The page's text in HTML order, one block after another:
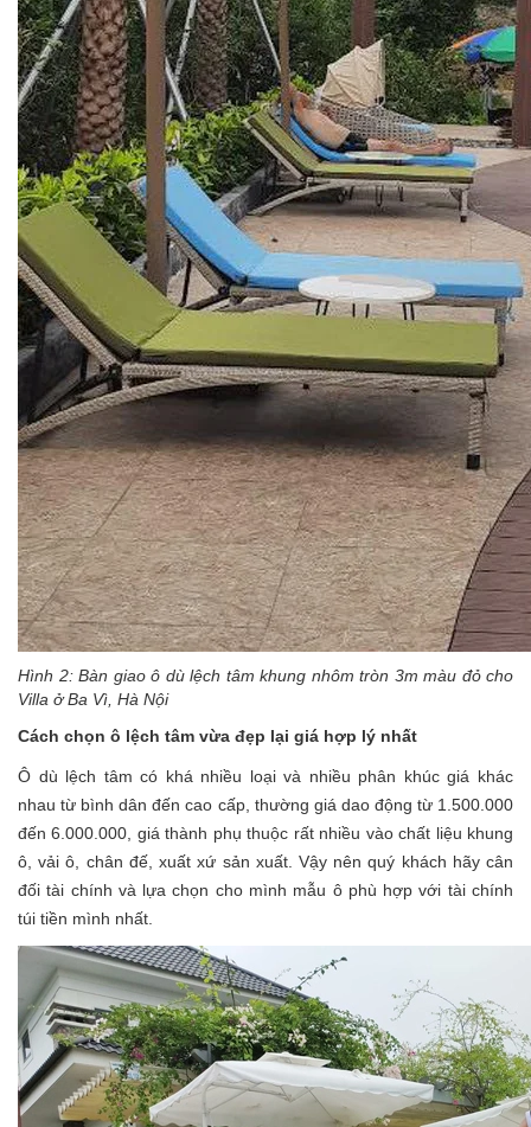
Hình 2: Bàn giao ô dù lệch tâm khung nhôm tròn 3m màu đỏcho
Villa ở Ba Vì, Hà Nội
Cách chọn ô lệch tâm vừa đẹp lại giá hợp lý nhất
Ô dù lệch tâm có khá nhiều loại và nhiều phân khúc giá khác
nhau từ bình dân đến cao cấp, thường giá dao động từ 1.500.000
đến 6.000.000, giá thành phụ thuộc rất nhiều vào chất liệu khung
ô, vải ô, chân đế, xuất xứ sản xuất. Vậy nên quý khách hãy cân
đối tài chính và lựa chọn cho mình mẫu ô phù hợp với tài chính
túi tiền mình nhất.